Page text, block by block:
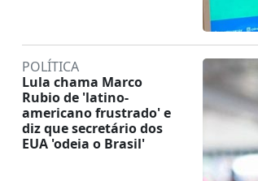
POLÍTICA
Lula chama Marco
Rubio de 'latino-
americano frustrado' e
diz que secretário dos
EUA 'odeia o Brasil'